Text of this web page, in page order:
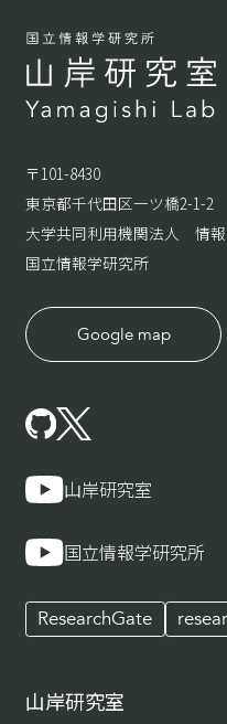
〒101-8430
東京都千代田区一ツ橋2-1-2
大学共同利用機関法人 情
国立情報学研究所
Google map
山岸研究室
国立情報学研究所
ResearchGate
山岸研究室